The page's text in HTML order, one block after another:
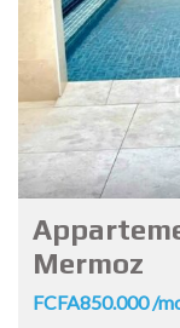
Mermoz
FCFA850.000 /